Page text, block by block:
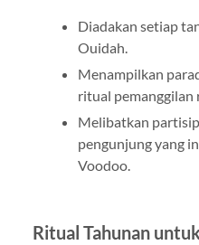
Diadakan setiap
Ouidah.
Menampilkan
ritual pemanggilan
Melibatkan
pengunjung yang
Voodoo.
Ritual Tahunan